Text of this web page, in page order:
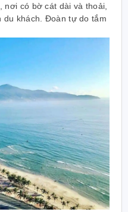
nơi có bờ cát dài và thoải,
khách. Đoàn tự do tắm